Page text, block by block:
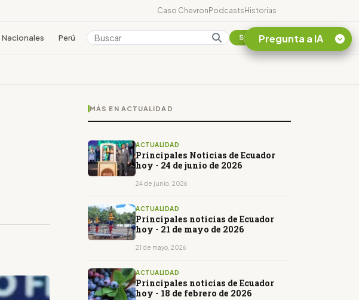
Caso ChevronPodcastsHistorias
Nacionales Perú Colombia Suscribirse
MÁS EN ACTUALIDAD
ACTUALIDAD
Principales Noticias de Ecuador
hoy - 24 de junio de 2026
24 de junio, 2026
ACTUALIDAD
Principales noticias de Ecuador
hoy - 21 de mayo de 2026
21 de mayo, 2026
ACTUALIDAD
Principales noticias de Ecuador
hoy - 18 de febrero de 2026
Pregunta a IA